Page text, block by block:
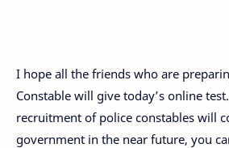
I hope all the friends who are
Constable will give today’s online
recruitment of police constables will
government in the near future, you